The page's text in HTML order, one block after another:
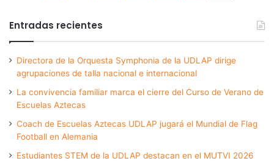
Entradas recientes
Directora de la Orquesta Symphonia de la UDLAP dirige
agrupaciones de talla nacional e internacional
La convivencia familiar marca el cierre del Curso de Verano de
Escuelas Aztecas
Coach de Escuelas Aztecas UDLAP jugará el Mundial de Flag
Football en Alemania
Estudiantes STEM de la UDLAP destacan en el MUTVI 2026